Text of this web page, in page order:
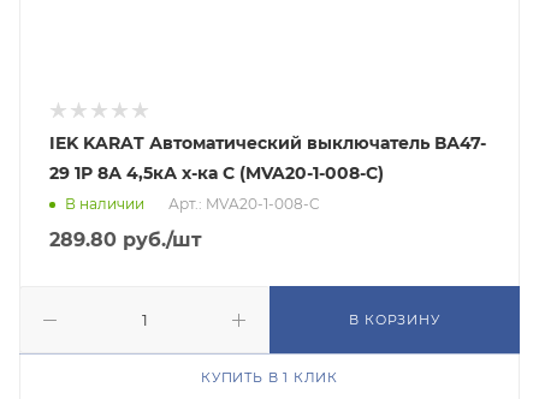
IEK KARAT Автоматический выключатель ВА47-
29 1Р 8А 4,5кА х-ка С (MVA20-1-008-C)
В наличии Арт.: MVA20-1-008-C
289.80 руб./шт
В КОРЗИНУ
КУПИТЬ В 1 КЛИК